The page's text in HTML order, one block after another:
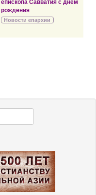
епископа Савватия с днем
рождения
Новости епархии